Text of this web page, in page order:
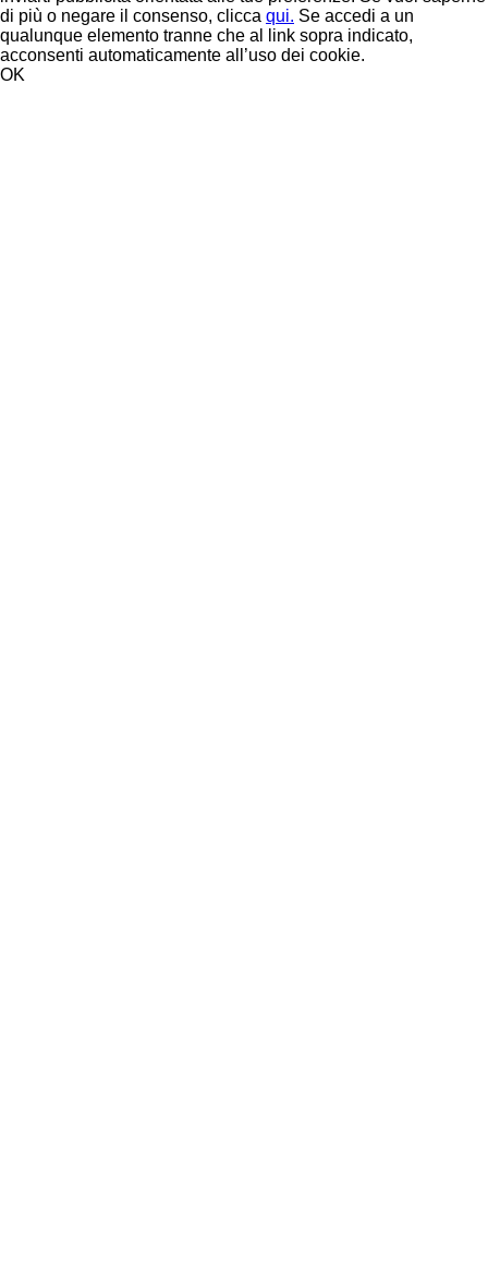
di più o negare il consenso, clicca qui. Se accedi a un
qualunque elemento tranne che al link sopra indicato,
acconsenti automaticamente all’uso dei cookie.
OK